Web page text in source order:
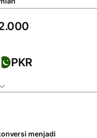
PKR
menjadi